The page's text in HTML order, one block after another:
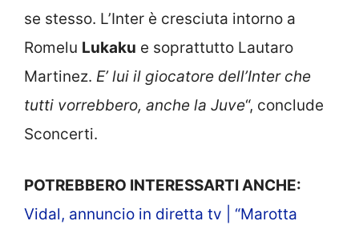
se stesso. L’Inter è cresciuta intorno a
Romelu Lukaku e soprattutto Lautaro
Martinez. E’ lui il giocatore dell’Inter che
tutti vorrebbero, anche la Juve“, conclude
Sconcerti.
POTREBBERO INTERESSARTI ANCHE:
Vidal, annuncio in diretta tv | “Marotta